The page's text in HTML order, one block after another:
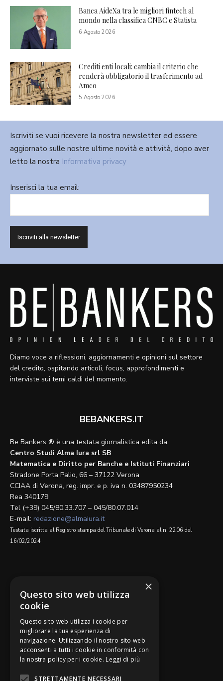
Banca AideXa tra le migliori fintech al
mondo nella classifica CNBC e Statista
6 Agosto 2026
Crediti enti locali: cambia il criterio che
renderà obbligatorio il trasferimento ad
Amco
5 Agosto 2026
Iscriviti se vuoi ricevere la nostra newsletter ed essere
aggiornato sulle nostre ultime novità e attività, dopo aver
letto la nostra Informativa privacy
Inserisci la tua email:
Diamo voce a riflessioni, aggiornamenti e opinioni sul settore
del credito, ospitando articoli, focus, approfondimenti e
interviste sui temi caldi del momento.
BEBANKERS.IT
Be Bankers ® è una testata giornalistica edita da:
Centro Studi Alma Iura srl SB
Matematica e Diritto per Banche e Istituti Finanziari
Stradone Porta Palio, 66 – 37122 Verona
CCIAA di Verona, reg. impr. e p. iva n. 03487950234
Rea 340179
Tel (+39) 045/80.33.707 – 045/80.07.014
E-mail: redazione@almaiura.it
Testata iscritta al Registro stampa del Tribunale di Verona al n. 2206 del
16/02/2024
Be Bankers è ideato da
×
Questo sito web utilizza
cookie
Questo sito web utilizza i cookie per
migliorare la tua esperienza di
navigazione. Utilizzando il nostro sito web
acconsenti a tutti i cookie in conformità con
la nostra policy per i cookie. Leggi di più
STRETTAMENTE NECESSARI